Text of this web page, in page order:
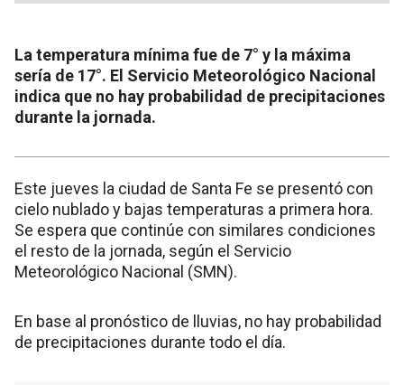
La temperatura mínima fue de 7° y la máxima
sería de 17°. El Servicio Meteorológico Nacional
indica que no hay probabilidad de precipitaciones
durante la jornada.
Este jueves la ciudad de Santa Fe se presentó con
cielo nublado y bajas temperaturas a primera hora.
Se espera que continúe con similares condiciones
el resto de la jornada, según el Servicio
Meteorológico Nacional (SMN).
En base al pronóstico de lluvias, no hay probabilidad
de precipitaciones durante todo el día.